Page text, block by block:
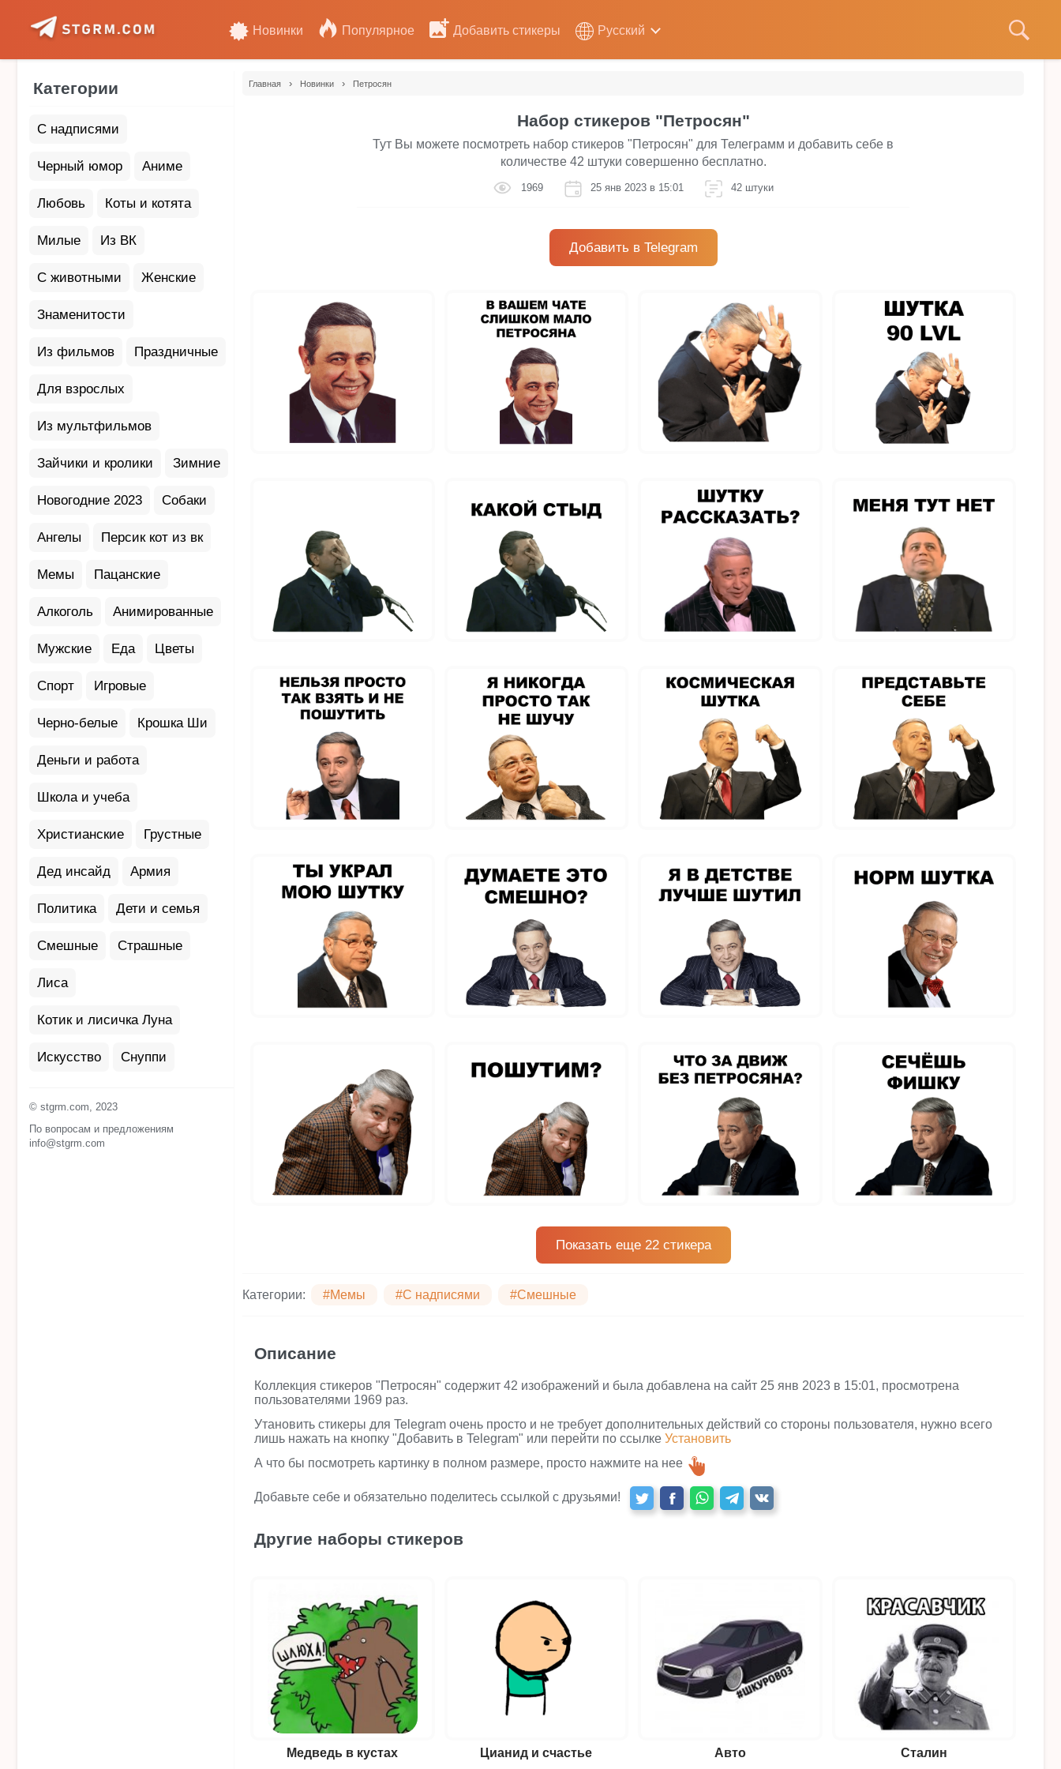
Новинки Популярное Добавить стикеры Русский
Категории
С надписями
Черный юмор Аниме
Любовь Коты и котята
Милые Из ВК
С животными Женские
Знаменитости
Из фильмов Праздничные
Для взрослых
Из мультфильмов
Зайчики и кролики Зимние
Новогодние 2023 Собаки
Ангелы Персик кот из вк
Мемы Пацанские
Алкоголь Анимированные
Мужские Еда Цветы
Спорт Игровые
Черно-белые Крошка Ши
Деньги и работа
Школа и учеба
Христианские Грустные
Дед инсайд Армия
Политика Дети и семья
Смешные Страшные
Лиса
Котик и лисичка Луна
Искусство Снуппи
© stgrm.com, 2023
По вопросам и предложениям
info@stgrm.com
Главная › Новинки › Петросян
Набор стикеров "Петросян"
Тут Вы можете посмотреть набор стикеров "Петросян" для Телеграмм и добавить себе в
количестве 42 штуки совершенно бесплатно.
1969 25 янв 2023 в 15:01 42 штуки
Добавить в Telegram
Показать еще 22 стикера
Категории: #Мемы #С надписями #Смешные
Описание
Коллекция стикеров "Петросян" содержит 42 изображений и была добавлена на сайт 25 янв 2023 в 15:01, просмотрена
пользователями 1969 раз.
Утановить стикеры для Telegram очень просто и не требует дополнительных действий со стороны пользователя, нужно всего
лишь нажать на кнопку "Добавить в Telegram" или перейти по ссылке Установить
А что бы посмотреть картинку в полном размере, просто нажмите на нее
Добавьте себе и обязательно поделитесь ссылкой с друзьями!
Другие наборы стикеров
Медведь в кустах Цианид и счастье Авто Сталин